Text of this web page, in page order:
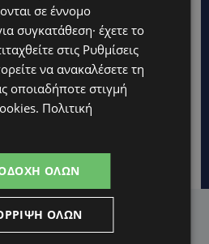
σε έννομο
συγκατάθεση· έχετε το
στις Ρυθμίσεις
να ανακαλέσετε τη
οποιαδήποτε στιγμή
. Πολιτική
ΌΛΩΝ
ΌΛΩΝ